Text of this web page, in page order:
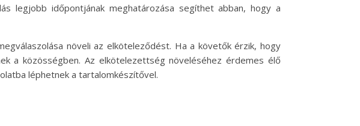
legjobb időpontjának meghatározása segíthet abban, hogy a
növeli az elköteleződést. Ha a követők érzik, hogy
a közösségben. Az elkötelezettség növeléséhez érdemes élő
léphetnek a tartalomkészítővel.